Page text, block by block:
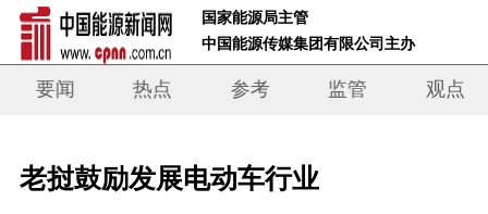
国家能源局主管
中国能源传媒集团有限公司主办
要闻 热点 参考 监管 观点
老挝鼓励发展电动车行业